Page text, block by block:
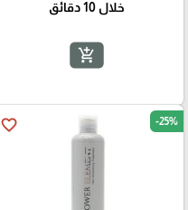
خلال 10 دقائق
add_shopping_cart
favorite_border -25%